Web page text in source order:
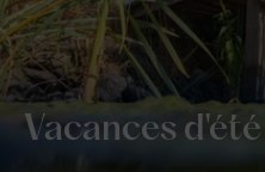
Vacances d'été